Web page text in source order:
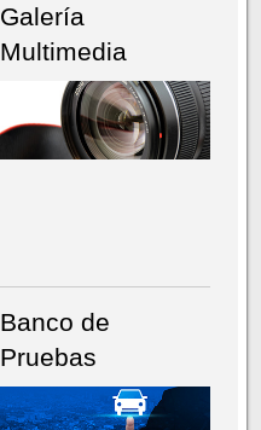
Galería
Multimedia
Banco de
Pruebas